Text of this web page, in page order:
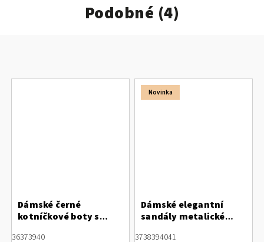
Podobné (4)
Dámské černé
kotníčkové boty s
36373940
Novinka
Dámské elegantní
sandály metalické
3738394041